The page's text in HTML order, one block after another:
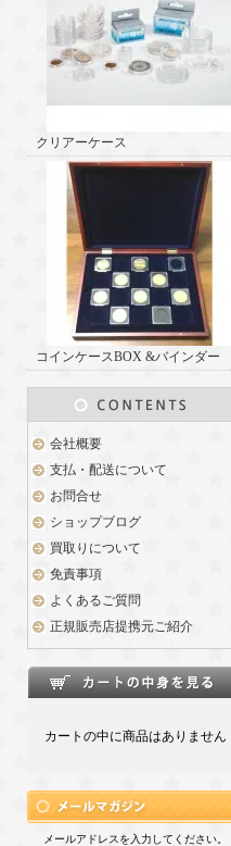
クリアーケース
コインケースBOX &バインダー
会社概要
支払・配送について
お問合せ
ショップブログ
買取りについて
免責事項
よくあるご質問
正規販売店提携元ご紹介
カートの中に商品はありません
メールアドレスを入力してください。